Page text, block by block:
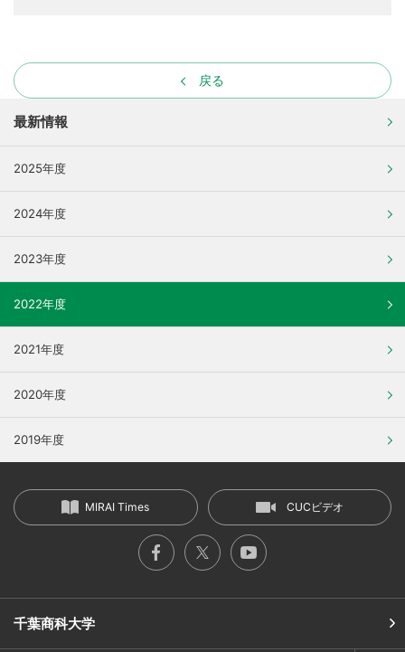
戻る
最新情報
2025年度
2024年度
2023年度
2022年度
2021年度
2020年度
2019年度
千葉商科大学
MIRAI Times CUCビデオ